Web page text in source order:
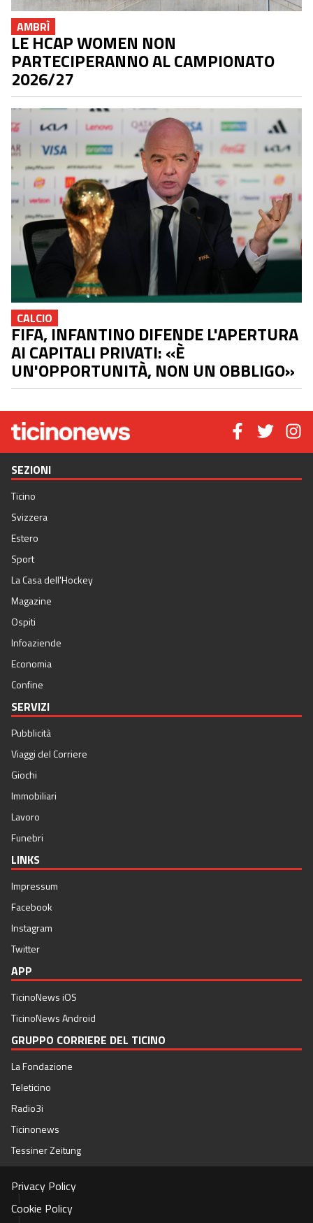
AMBRÌ
LE HCAP WOMEN NON
PARTECIPERANNO AL CAMPIONATO
2026/27
CALCIO
FIFA, INFANTINO DIFENDE L'APERTURA
AI CAPITALI PRIVATI: «È
UN'OPPORTUNITÀ, NON UN OBBLIGO»
SEZIONI
Ticino
Svizzera
Estero
Sport
La Casa dell'Hockey
Magazine
Ospiti
Infoaziende
Economia
Confine
SERVIZI
Pubblicità
Viaggi del Corriere
Giochi
Immobiliari
Lavoro
Funebri
LINKS
Impressum
Facebook
Instagram
Twitter
APP
TicinoNews iOS
TicinoNews Android
GRUPPO CORRIERE DEL TICINO
La Fondazione
Teleticino
Radio3i
Ticinonews
Tessiner Zeitung
Privacy Policy
Cookie Policy